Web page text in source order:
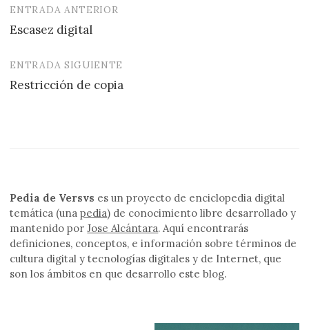
Navegación
de
entradas
ENTRADA ANTERIOR
Escasez digital
ENTRADA SIGUIENTE
Restricción de copia
Pedia de Versvs es un proyecto de enciclopedia digital
temática (unapedia) de conocimiento libre desarrollado y
mantenido porJose Alcántara. Aquí encontrarás
definiciones, conceptos, e información sobre términos de
cultura digital y tecnologías digitales y de Internet, que
son los ámbitos en que desarrollo este blog.